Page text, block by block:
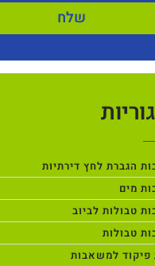
שלח
הגברת לחץ דירתיות
מים
טבולות לביוב
טבולות
פיקוד למשאבות